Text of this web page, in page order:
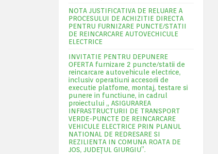
NOTA JUSTIFICATIVA DE RELUARE A
PROCESULUI DE ACHIZITIE DIRECTA
PENTRU FURNIZARE PUNCTE/STATII
DE REINCARCARE AUTOVECHICULE
ELECTRICE
INVITATIE PENTRU DEPUNERE
OFERTA furnizare 2 puncte/statii de
reincarcare autovehicule electrice,
inclusiv operatiuni accesorii de
executie platfome, montaj, testare si
punere in functiune, in cadrul
proiectului „ ASIGURAREA
INFRASTRUCTURII DE TRANSPORT
VERDE-PUNCTE DE REINCARCARE
VEHICULE ELECTRICE PRIN PLANUL
NATIONAL DE REDRESARE SI
REZILIENTA IN COMUNA ROATA DE
JOS, JUDEŢUL GIURGIU”.